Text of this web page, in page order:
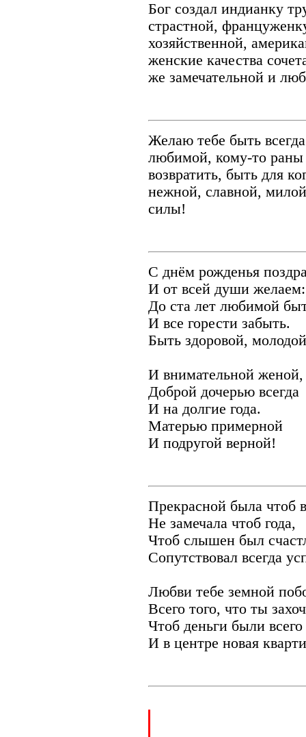
Бог создал индианку
страстной,
хозяйственной,
женские качества
же замечательной и
Желаю тебе быть
любимой, кому-то раны
возвратить, быть для
нежной, славной,
силы!
С днём рожденья
И от всей души желаем:
До ста лет любимой
И все горести забыть.
Быть здоровой, молодой
И внимательной женой,
Доброй дочерью всегда
И на долгие года.
Матерью примерной
И подругой верной!
Прекрасной была чтоб
Не замечала чтоб года,
Чтоб слышен был
Сопутствовал всегда
Любви тебе земной
Всего того, что ты
Чтоб деньги были
И в центре новая